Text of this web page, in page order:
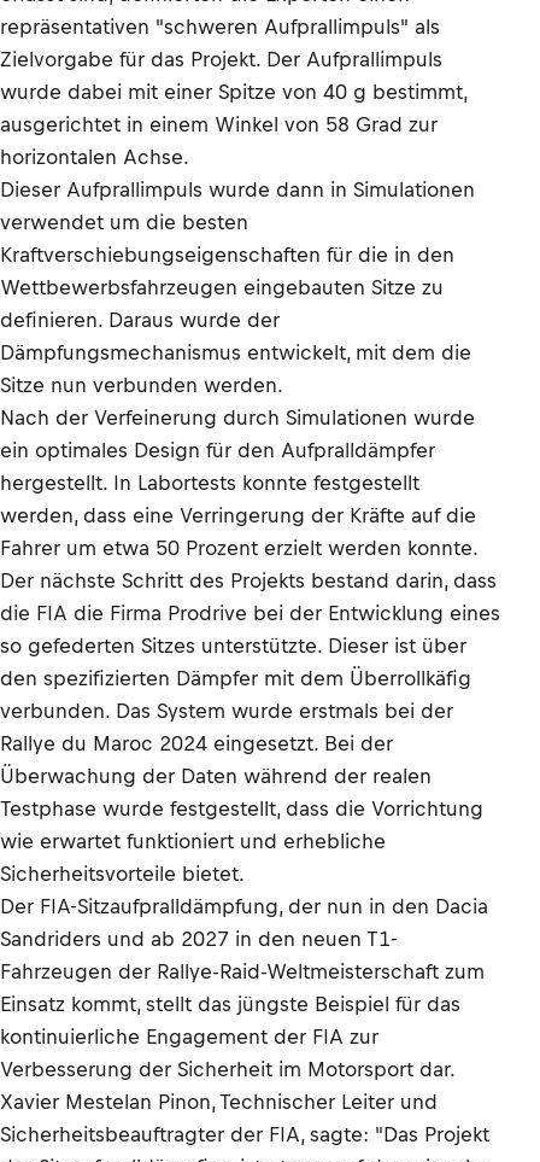
repräsentativen "schweren Aufprallimpuls" als
Zielvorgabe für das Projekt. Der Aufprallimpuls
wurde dabei mit einer Spitze von 40 g bestimmt,
ausgerichtet in einem Winkel von 58 Grad zur
horizontalen Achse.
Dieser Aufprallimpuls wurde dann in Simulationen
verwendet um die besten
Kraftverschiebungseigenschaften für die in den
Wettbewerbsfahrzeugen eingebauten Sitze zu
definieren. Daraus wurde der
Dämpfungsmechanismus entwickelt, mit dem die
Sitze nun verbunden werden.
Nach der Verfeinerung durch Simulationen wurde
ein optimales Design für den Aufpralldämpfer
hergestellt. In Labortests konnte festgestellt
werden, dass eine Verringerung der Kräfte auf die
Fahrer um etwa 50 Prozent erzielt werden konnte.
Der nächste Schritt des Projekts bestand darin, dass
die FIA die Firma Prodrive bei der Entwicklung eines
so gefederten Sitzes unterstützte. Dieser ist über
den spezifizierten Dämpfer mit dem Überrollkäfig
verbunden. Das System wurde erstmals bei der
Rallye du Maroc 2024 eingesetzt. Bei der
Überwachung der Daten während der realen
Testphase wurde festgestellt, dass die Vorrichtung
wie erwartet funktioniert und erhebliche
Sicherheitsvorteile bietet.
Der FIA-Sitzaufpralldämpfung, der nun in den Dacia
Sandriders und ab 2027 in den neuen T1-
Fahrzeugen der Rallye-Raid-Weltmeisterschaft zum
Einsatz kommt, stellt das jüngste Beispiel für das
kontinuierliche Engagement der FIA zur
Verbesserung der Sicherheit im Motorsport dar.
Xavier Mestelan Pinon, Technischer Leiter und
Sicherheitsbeauftragter der FIA, sagte: "Das Projekt